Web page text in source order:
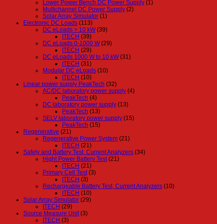
Lower Power Bench DC Power Supply (1)
Multichannel DC Power Supply (2)
Solar Array Simulator (1)
Electronic DC Loads (113)
DC eLoads > 10 kW (39)
ITECH (39)
DC eLoads 0-1000 W (29)
ITECH (29)
DC eLoads 1000 W to 10 kW (31)
ITECH (31)
Modular DC eLoads (10)
ITECH (10)
Linear power supply PeakTech (32)
AC/DC laboratory power supply (4)
PeakTech (4)
DC laboratory power supply (13)
PeakTech (13)
SELV laboratory power supply (15)
PeakTech (15)
Regenerative (21)
Regenerative Power System (21)
ITECH (21)
Safety and Battery Test, Current Analyzers (34)
Hight Power Battery Test (21)
ITECH (21)
Primary Cell Test (3)
ITECH (3)
Rechargeable Battery Test, Current Analyzers (10)
ITECH (10)
Solar Array Simulator (29)
ITECH (29)
Source Measure Unit (3)
ITECH (3)